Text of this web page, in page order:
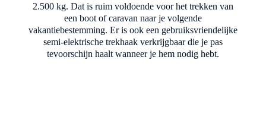
2.500 kg. Dat is ruim voldoende voor het trekken van
een boot of caravan naar je volgende
vakantiebestemming. Er is ook een gebruiksvriendelijke
semi-elektrische trekhaak verkrijgbaar die je pas
tevoorschijn haalt wanneer je hem nodig hebt.